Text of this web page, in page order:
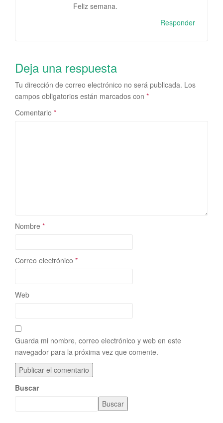
Feliz semana.
Responder
Deja una respuesta
Tu dirección de correo electrónico no será publicada. Los
campos obligatorios están marcados con *
Comentario *
Nombre *
Correo electrónico *
Web
Guarda mi nombre, correo electrónico y web en este
navegador para la próxima vez que comente.
Buscar
Buscar